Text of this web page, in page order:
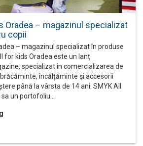
Oradea – magazinul specializat
copii
– magazinul specializat în produse
for kids Oradea este un lanț
specializat în comercializarea de
încălțăminte și accesorii
până la vârsta de 14 ani. SMYK All
un portofoliu…